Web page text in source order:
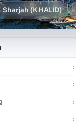
Sharjah (KHALID)
:
:
:
: